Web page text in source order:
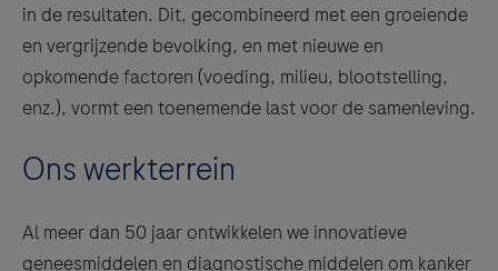
in de resultaten. Dit, gecombineerd met een groeiende
en vergrijzende bevolking, en met nieuwe en
opkomende factoren (voeding, milieu, blootstelling,
enz.), vormt een toenemende last voor de samenleving.
Ons werkterrein
Al meer dan 50 jaar ontwikkelen we innovatieve
geneesmiddelen en diagnostische middelen om kanker